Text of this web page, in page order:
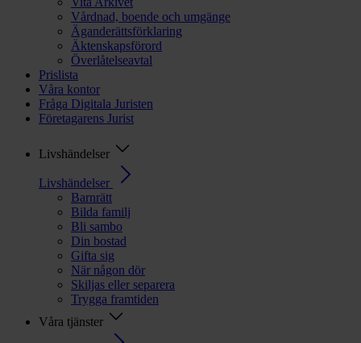
Vårdnad, boende och umgänge
Äganderättsförklaring
Äktenskapsförord
Överlåtelseavtal
Prislista
Våra kontor
Fråga Digitala Juristen
Företagarens Jurist
Livshändelser
Livshändelser
Barnrätt
Bilda familj
Bli sambo
Din bostad
Gifta sig
När någon dör
Skiljas eller separera
Trygga framtiden
Våra tjänster